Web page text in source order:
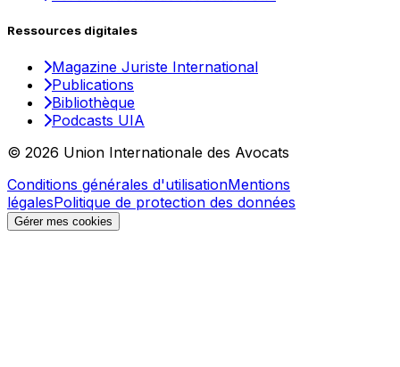
Ressources digitales
Magazine Juriste International
Publications
Bibliothèque
Podcasts UIA
© 2026 Union Internationale des Avocats
Conditions générales d'utilisationMentions
légalesPolitique de protection des données
Gérer mes cookies